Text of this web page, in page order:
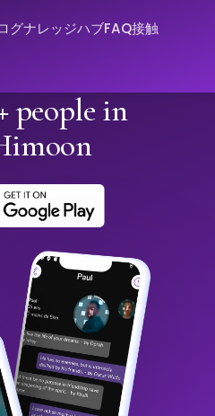
グナレッジハブFAQ接触
people in